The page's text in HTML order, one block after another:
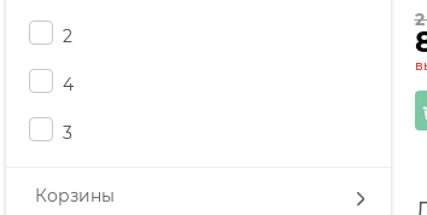
2
4
3
Корзины